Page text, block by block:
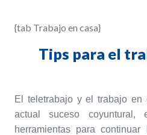
{tab Trabajo en casa}
Tips para el
El teletrabajo y el trabajo en
actual suceso
herramientas para